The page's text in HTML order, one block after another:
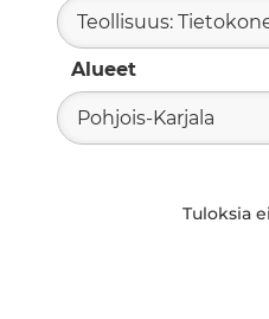
Teollisuus:
Alueet
Pohjois-Karjala
Tuloksia